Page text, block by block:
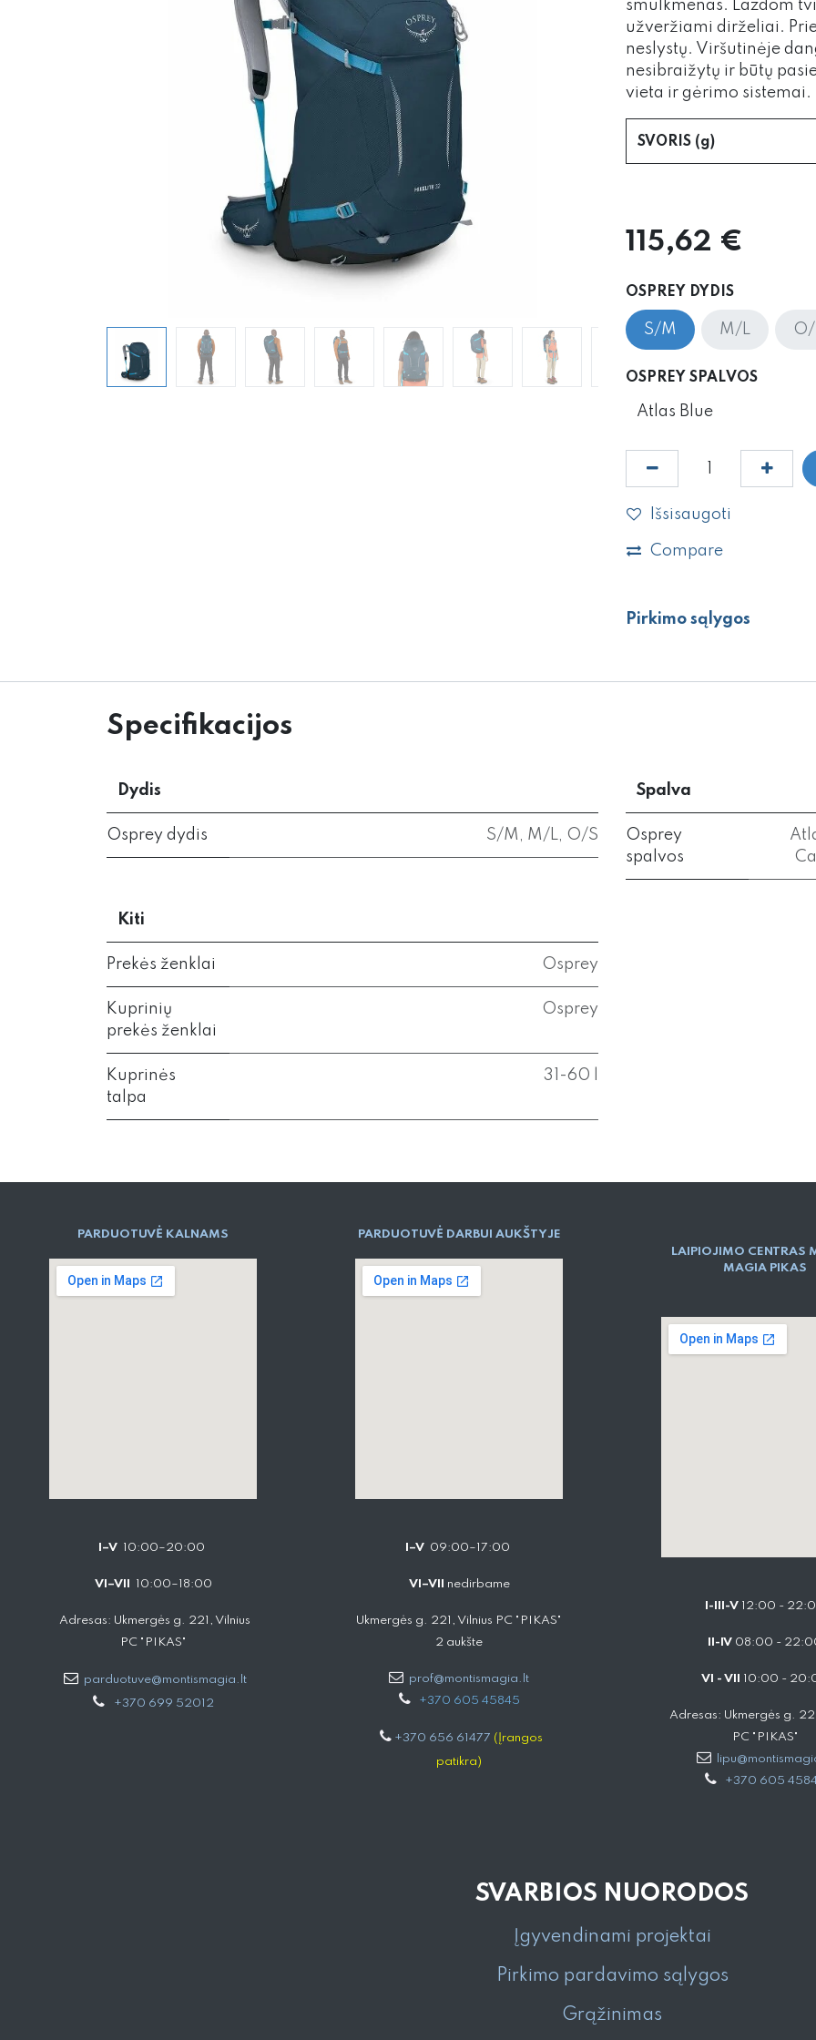
smulkmenas. Lazdom
užveržiami dirželiai.
neslystų. Viršutinėje
nesibraižytų ir būtų
vieta ir gėrimo sistemai.
SVORIS (g)
115,62 €
OSPREY DYDIS
S/M M/L O/
OSPREY SPALVOS
Išsisaugoti
Compare
Pirkimo sąlygos
Specifikacijos
Dydis
Osprey dydis S/M M/L O/S
Spalva
Osprey
spalvos
Kiti
Prekės ženklai Osprey
Kuprinių
prekės ženklai
Osprey
Kuprinės
talpa
31-60 l
PARD​UOTUVĖ​ KALNAMS
I–V 10:00–20:00
VI–VII 10:00–18:00
Adresas: Ukmergės g. 221, Vilnius
PC "PIKAS"
parduotuve@montismagia.lt
+370 699 52012
PARDUOTUVĖ DARBUI AUKŠTYJE
I–V 09:00–17:00
VI–VII nedirbame
Ukmergės g. 221, Vilnius PC "PIKAS"
2 aukšte
prof@montismagia.lt
+370 605 4584​5
+370 656 61477 (Įrangos
patikra)
LAIPIOJIMO CENTRAS
MAGIA PIKAS
I-III-V 12:00 -
II-IV 08:00 -
VI - VII 10:00 -
Adresas: Ukmergės g.
PC "PIKAS"
+370 605
SVARBIOS NUORODOS
Įgyvendinami projektai
Pirkimo pardavimo sąlygos
Grąžinimas